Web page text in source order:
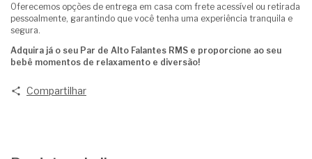
Oferecemos opções de entrega em casa com frete acessível ou retirada
pessoalmente, garantindo que você tenha uma experiência tranquila e
segura.
Adquira já o seu Par de Alto Falantes RMS e proporcione ao seu
bebê momentos de relaxamento e diversão!
Compartilhar